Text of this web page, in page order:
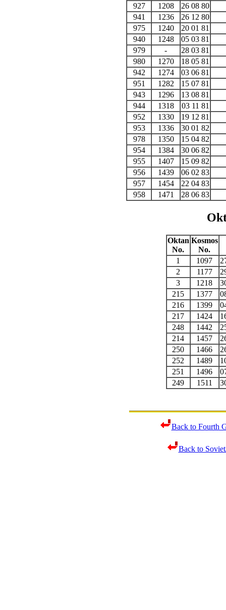
927
1208
26 08 80
941
1236
26 12 80
975
1240
20 01 81
940
1248
05 03 81
979
-
28 03 81
980
1270
18 05 81
942
1274
03 06 81
951
1282
15 07 81
943
1296
13 08 81
944
1318
03 11 81
952
1330
19 12 81
953
1336
30 01 82
978
1350
15 04 82
954
1384
30 06 82
955
1407
15 09 82
956
1439
06 02 83
957
1454
22 04 83
958
1471 28 06 83
Oktan
No.
Kosmos
No.
1 1097
2
1177
3
1218
215
1377
216
1399
217
1424
248
1442
214
1457
250
1466
252
1489
251
1496
249
1511
Back to Fourth
Back to